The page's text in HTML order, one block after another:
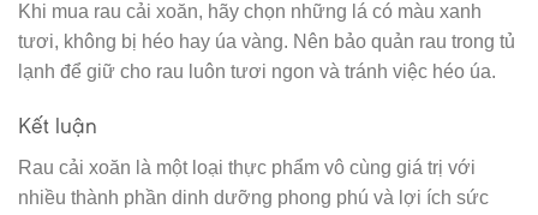
Khi mua rau cải xoăn, hãy chọn những lá có màu xanh
tươi, không bị héo hay úa vàng. Nên bảo quản rau trong tủ
lạnh để giữ cho rau luôn tươi ngon và tránh việc héo úa.
Kết luận
Rau cải xoăn là một loại thực phẩm vô cùng giá trị với
nhiều thành phần dinh dưỡng phong phú và lợi ích sức